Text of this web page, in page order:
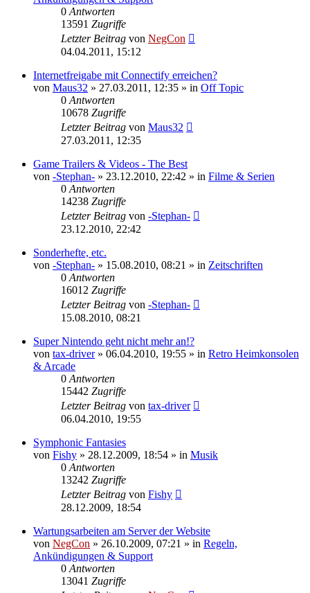
0Antworten
13591 Zugriffe
Letzter Beitrag von NegCon
04.04.2011, 15:12
Internetfreigabe mit Connectify erreichen?
von Maus32 » 27.03.2011, 12:35 » in Off Topic
0Antworten
10678 Zugriffe
Letzter Beitrag von Maus32
27.03.2011, 12:35
Game Trailers & Videos - The Best
von -Stephan- » 23.12.2010, 22:42 » in Filme & Serien
0Antworten
14238 Zugriffe
Letzter Beitrag von -Stephan-
23.12.2010, 22:42
Sonderhefte, etc.
von -Stephan- » 15.08.2010, 08:21 » in Zeitschriften
0Antworten
16012 Zugriffe
Letzter Beitrag von -Stephan-
15.08.2010, 08:21
Super Nintendo geht nicht mehr an!?
von tax-driver» 06.04.2010, 19:55 » in Retro Heimkonsolen
& Arcade
0Antworten
15442 Zugriffe
Letzter Beitrag von tax-driver
06.04.2010, 19:55
Symphonic Fantasies
von Fishy » 28.12.2009, 18:54 » in Musik
0Antworten
13242 Zugriffe
Letzter Beitrag von Fishy
28.12.2009, 18:54
Wartungsarbeiten am Server der Website
von NegCon » 26.10.2009, 07:21 » in Regeln,
Ankündigungen & Support
0Antworten
13041 Zugriffe